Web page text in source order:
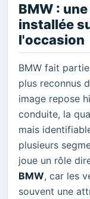
BMW :
installée
l'occasion
BMW fait
plus reconnus
image repose
conduite, la
mais
plusieurs
joue un rôle
BMW, car les
souvent une